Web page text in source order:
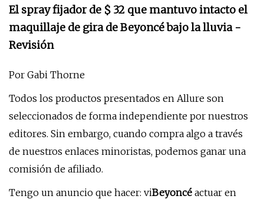
El spray fijador de $ 32 que mantuvo intacto el
maquillaje de gira de Beyoncé bajo la lluvia -
Revisión
Por Gabi Thorne
Todos los productos presentados en Allure son
seleccionados de forma independiente por nuestros
editores. Sin embargo, cuando compra algo a través
de nuestros enlaces minoristas, podemos ganar una
comisión de afiliado.
Tengo un anuncio que hacer: viBeyoncé actuar en